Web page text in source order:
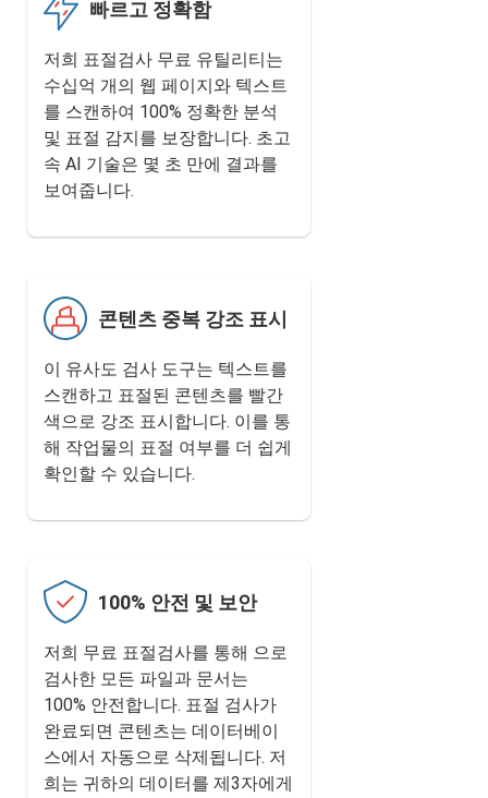
빠르고 정확함
저희 표절검사 무료 유틸리티는
수십억 개의 웹 페이지와 텍스트
를 스캔하여 100% 정확한 분석
및 표절 감지를 보장합니다. 초고
속 AI 기술은 몇 초 만에 결과를
보여줍니다.
콘텐츠 중복 강조 표시
이 유사도 검사 도구는 텍스트를
스캔하고 표절된 콘텐츠를 빨간
색으로 강조 표시합니다. 이를 통
해 작업물의 표절 여부를 더 쉽게
확인할 수 있습니다.
100% 안전 및 보안
저희 무료 표절검사를 통해 으로
검사한 모든 파일과 문서는
100% 안전합니다. 표절 검사가
완료되면 콘텐츠는 데이터베이
스에서 자동으로 삭제됩니다. 저
희는 귀하의 데이터를 제3자에게